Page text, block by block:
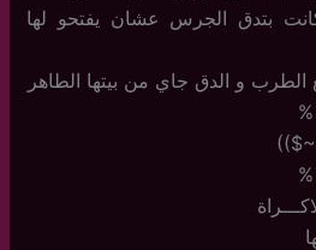
بتدق الجرس عشان يفتحو لها
و الدق جاي من بيتها الطاهر
~$))